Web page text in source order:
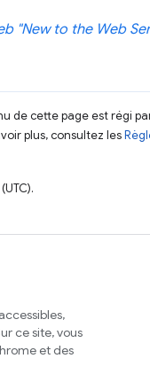
"New to the Web
de cette page est régi
plus, consultez les
ce site, vous
et des